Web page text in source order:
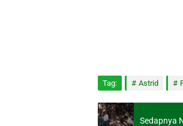
Tag: Astrid
Sedapnya